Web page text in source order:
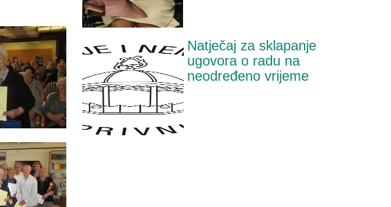
Natječaj za sklapanje
ugovora o radu na
neodređeno vrijeme